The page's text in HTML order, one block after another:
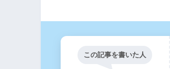
この記事を書いた人